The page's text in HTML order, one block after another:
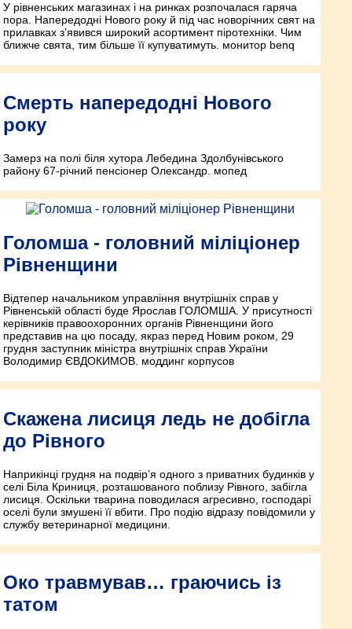
У рівненських магазинах і на ринках розпочалася гаряча
пора. Напередодні Нового року й під час новорічних свят на
прилавках з’явився широкий асортимент піротехніки. Чим
ближче свята, тим більше її купуватимуть. монитор benq
Смерть напередодні Нового
року
Замерз на полі біля хутора Лебедина Здолбунівського
району 67-річний пенсіонер Олександр. мопед
Голомша - головний міліціонер
Рівненщини
Відтепер начальником управління внутрішніх справ у
Рівненській області буде Ярослав ГОЛОМША. У присутності
керівників правоохоронних органів Рівненщини його
представив на цю посаду, якраз перед Новим роком, 29
грудня заступник міністра внутрішніх справ України
Володимир ЄВДОКИМОВ. моддинг корпусов
Скажена лисиця ледь не добігла
до Рівного
Наприкінці грудня на подвір’я одного з приватних будинків у
селі Біла Криниця, розташованого поблизу Рівного, забігла
лисиця. Оскільки тварина поводилася агресивно, господарі
оселі були змушені її вбити. Про подію відразу повідомили у
службу ветеринарної медицини.
Око травмував… граючись із
татом